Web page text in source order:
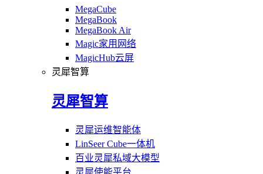
MegaCube
MegaBook
MegaBook Air
Magic家用网络
MagicHub云屏
灵犀智算
灵犀智算
灵犀运维智能体
LinSeer Cube一体机
百业灵犀私域大模型